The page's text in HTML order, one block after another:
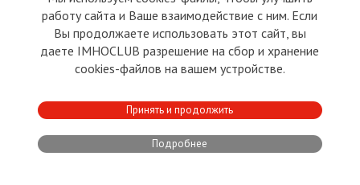
№145Вячеслав Щавинский
→ unknown
07.10.2018 11:07
Развернуть
07.10.2018 08:30
↓Развернуть
№106Виталий Комаров
→ unknown
работу сайта и Ваше взаимодействие с ним. Если
Вы продолжаете использовать этот сайт, вы
даете IMHOCLUB разрешение на сбор и хранение
cookies-файлов на вашем устройстве.
Принять и продолжить
Подробнее